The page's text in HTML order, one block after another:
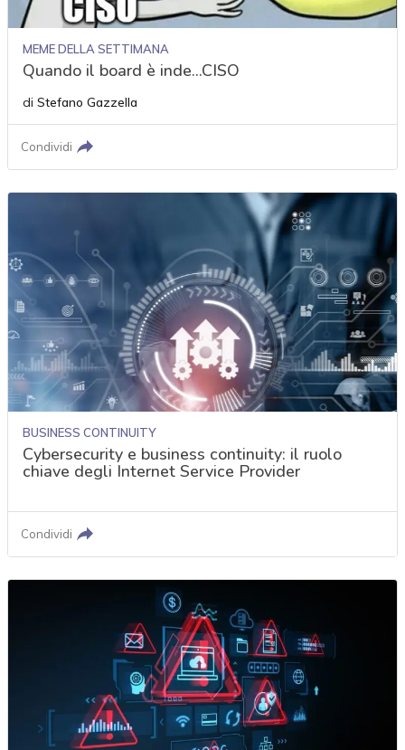
MEME DELLA SETTIMANA
Quando il board è inde...CISO
di Stefano Gazzella
Condividi
BUSINESS CONTINUITY
Cybersecurity e business continuity: il ruolo
chiave degli Internet Service Provider
Condividi